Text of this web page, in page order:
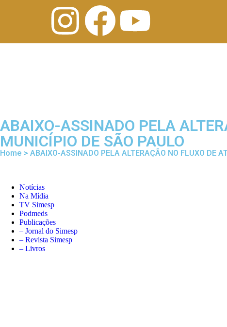
ABAIXO-ASSINADO PELA
MUNICÍPIO DE SÃO PAULO
Home > ABAIXO-ASSINADO PELA ALTERAÇÃO NO FLUXO DE
Notícias
Na Mídia
TV Simesp
Podmeds
Publicações
– Jornal do Simesp
– Revista Simesp
– Livros